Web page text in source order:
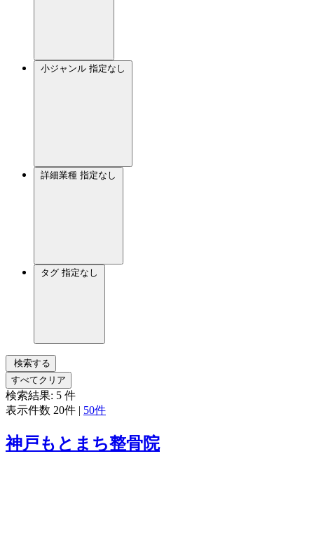
小ジャンル 指定なし
詳細業種 指定なし
タグ 指定なし
検索する
すべてクリア
検索結果: 5 件
表示件数 20件 | 50件
神戸もとまち整骨院